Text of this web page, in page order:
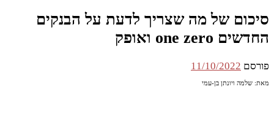
סיכום של מה שצריך לדעת על הבנקים
החדשים one zero ואופק
פורסם 11/10/2022
מאת: שלמה ויונתן בן-עמי